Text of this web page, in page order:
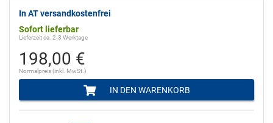
In AT versandkostenfrei
Sofort lieferbar
Lieferzeit ca. 2-3 Werktage
198,00 €
Normalpreis (inkl. MwSt.)
IN DEN WARENKORB